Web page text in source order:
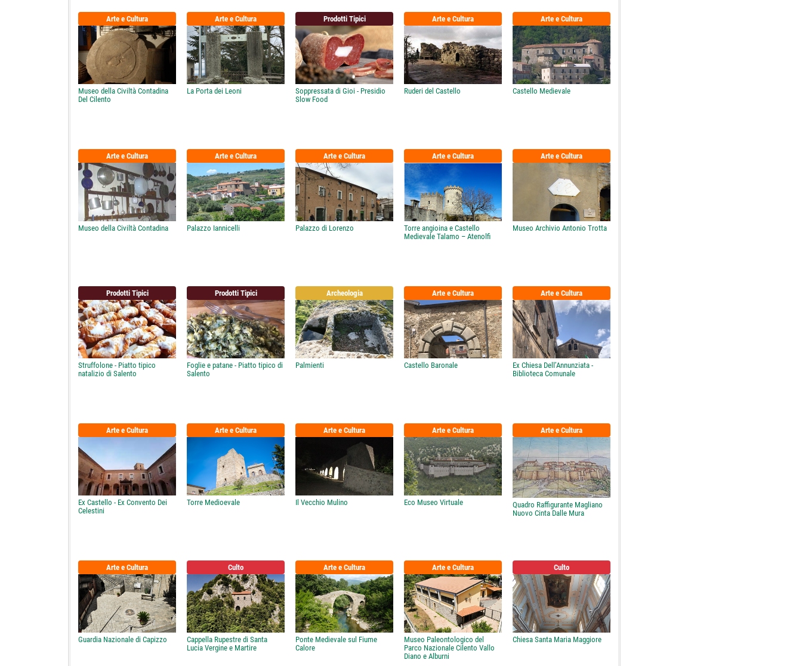
Arte e Cultura
Museo della Civiltà Contadina
Del Cilento
Arte e Cultura
La Porta dei Leoni
Prodotti Tipici
Soppressata di Gioi - Presidio
Slow Food
Arte e Cultura
Ruderi del Castello
Arte e Cultura
Castello Medievale
Arte e Cultura
Museo della Civiltà Contadina
Arte e Cultura
Palazzo Iannicelli
Arte e Cultura
Palazzo di Lorenzo
Arte e Cultura
Torre angioina e Castello
Medievale Talamo – Atenolfi
Arte e Cultura
Museo Archivio Antonio Trotta
Prodotti Tipici
Struffolone - Piatto tipico
natalizio di Salento
Prodotti Tipici
Foglie e patane - Piatto tipico di
Salento
Archeologia
Palmienti
Arte e Cultura
Castello Baronale
Arte e Cultura
Ex Chiesa Dell’Annunziata -
Biblioteca Comunale
Arte e Cultura
Ex Castello - Ex Convento Dei
Celestini
Arte e Cultura
Torre Medioevale
Arte e Cultura
Il Vecchio Mulino
Arte e Cultura
Eco Museo Virtuale
Arte e Cultura
Quadro Raffigurante Magliano
Nuovo Cinta Dalle Mura
Arte e Cultura
Guardia Nazionale di Capizzo
Culto
Cappella Rupestre di Santa
Lucia Vergine e Martire
Arte e Cultura
Ponte Medievale sul Fiume
Calore
Arte e Cultura
Museo Paleontologico del
Parco Nazionale Cilento Vallo
Diano e Alburni
Culto
Chiesa Santa Maria Maggiore